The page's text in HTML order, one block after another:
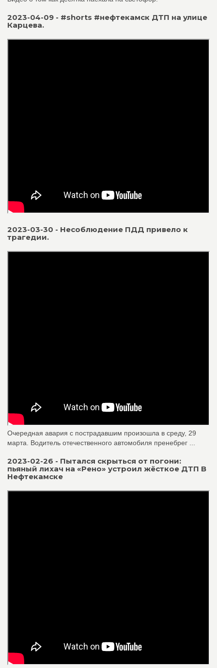
2023-04-09 - #shorts #нефтекамск ДТП на улице
Карцева.
2023-03-30 - Несоблюдение ПДД привело к
трагедии.
Очередная авария с пострадавшим произошла в среду, 29
марта. Водитель отечественного автомобиля пренебрег ...
2023-02-26 - Пытался скрыться от погони:
пьяный лихач на «Рено» устроил жёсткое ДТП В
Нефтекамске